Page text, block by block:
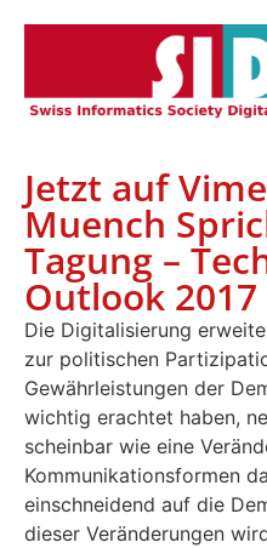
Jetzt auf
Muench
Tagung –
Outlook 2017
Die Digitalisierung
zur politischen
Gewährleistungen der
wichtig erachtet haben,
scheinbar wie eine
Kommunikationsformen
einschneidend auf die
dieser Veränderungen